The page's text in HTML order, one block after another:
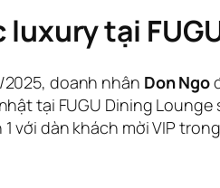
luxury tại
doanh nhân Don Ngo
tại FUGU Dining
với dàn khách mời VIP